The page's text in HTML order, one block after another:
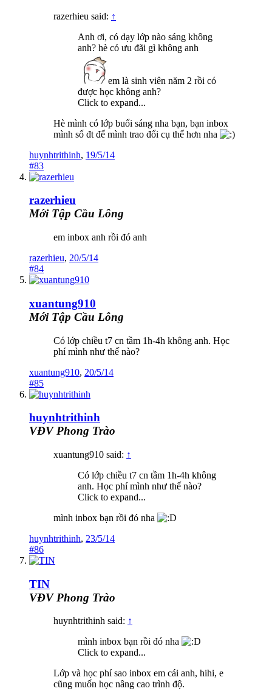
razerhieu said: ↑
Anh ơi, có dạy lớp nào sáng không
anh? hè có ưu đãi gì không anh
em là sinh viên năm 2 rồi có
được học không anh?
Click to expand...
Hè mình có lớp buổi sáng nha bạn, bạn inbox
mình số đt để mình trao đổi cụ thể hơn nha
huynhtrithinh, 19/5/14
#83
razerhieu
Mới Tập Cầu Lông
em inbox anh rồi đó anh
razerhieu, 20/5/14
#84
xuantung910
Mới Tập Cầu Lông
Có lớp chiều t7 cn tầm 1h-4h không anh. Học
phí mình như thế nào?
xuantung910, 20/5/14
#85
huynhtrithinh
VĐV Phong Trào
xuantung910 said: ↑
Có lớp chiều t7 cn tầm 1h-4h không
anh. Học phí mình như thế nào?
Click to expand...
mình inbox bạn rồi đó nha
huynhtrithinh, 23/5/14
#86
TIN
VĐV Phong Trào
huynhtrithinh said: ↑
mình inbox bạn rồi đó nha
Click to expand...
Lớp và học phí sao inbox em cái anh, hihi, e
cũng muốn học nâng cao trình độ.